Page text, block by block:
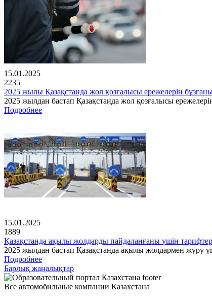
15.01.2025
2235
2025 жылы Қазақстанда жол қозғалысы ережелерін
2025 жылдан бастап Қазақстанда жол қозғалысы
Подробнее
15.01.2025
1889
Қазақстанда ақылы жолдарды пайдаланғаны үшін
2025 жылдан бастап Қазақстанда ақылы жолдармен жүру
Подробнее
Барлық жаңалықтар
Все автомобильные компании Казахстана